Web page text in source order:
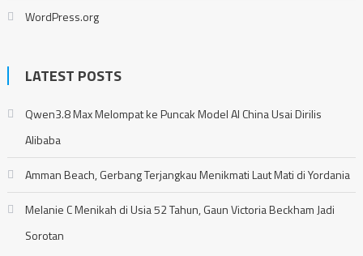
WordPress.org
LATEST POSTS
Qwen3.8 Max Melompat ke Puncak Model AI China Usai Dirilis
Alibaba
Amman Beach, Gerbang Terjangkau Menikmati Laut Mati di Yordania
Melanie C Menikah di Usia 52 Tahun, Gaun Victoria Beckham Jadi
Sorotan